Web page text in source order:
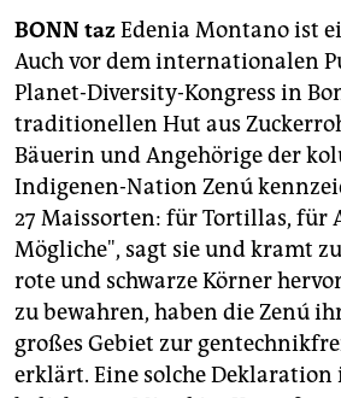
unterstützen
abo
genossenschaft
epaper login
BONN taz Edenia Montano ist
Auch vor dem internationalen
Planet-Diversity-Kongress in
traditionellen Hut aus
Bäuerin und Angehörige der
Indigenen-Nation Zenú
27 Maissorten: für Tortillas, für
Mögliche", sagt sie und kramt
rote und schwarze Körner
zu bewahren, haben die Zenú
großes Gebiet zur
erklärt. Eine solche